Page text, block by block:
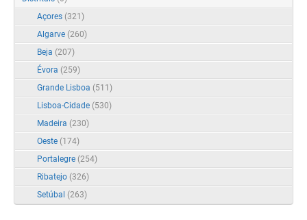
Açores (321)
Algarve (260)
Beja (207)
Évora (259)
Grande Lisboa (511)
Lisboa-Cidade (530)
Madeira (230)
Oeste (174)
Portalegre (254)
Ribatejo (326)
Setúbal (263)